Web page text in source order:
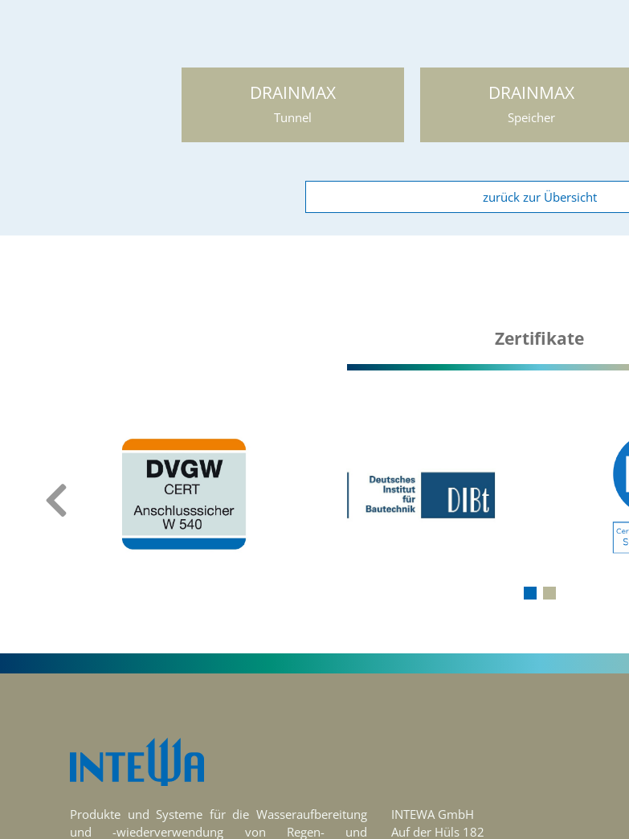
DRAINMAX
Tunnel
DRAINMAX
Speicher
zurück zur Übersicht
Zertifikate
Produkte und Systeme für die Wasseraufbereitung
und -wiederverwendung von Regen- und
INTEWA GmbH
Auf der Hüls 182